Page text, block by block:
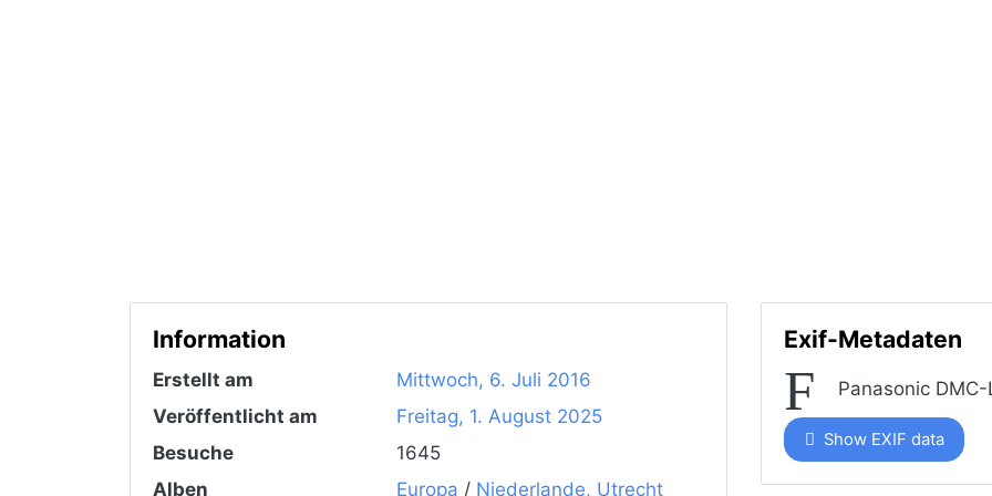
Information
Erstellt am
Mittwoch, 6. Juli 2016
Veröffentlicht am
Freitag, 1. August 2025
Besuche
1645
Alben
Europa / Niederlande, Utrecht
Exif-Metadaten
Panasonic DMC-
Show EXIF data